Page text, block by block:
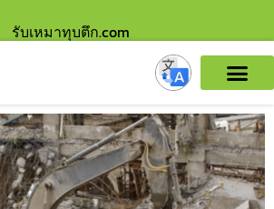
รับเหมาทุบตึก.com